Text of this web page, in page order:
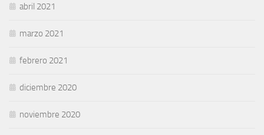
abril 2021
marzo 2021
febrero 2021
diciembre 2020
noviembre 2020